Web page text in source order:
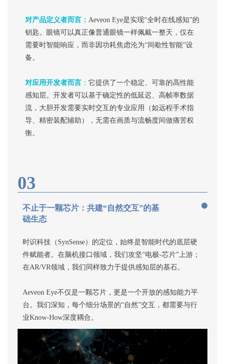
对产品定义者而言： Aeveon Eye是实现“全时在线感知”的
钥匙。眼镜可以真正像普通眼镜一样佩戴一整天，仅在
需要时智能响应，而非因功耗焦虑沦为“间歇性智能”设
备。
对应用开发者而言 ： 它提供了一个稳定、可靠的高性能
感知层。开发者可以基于确定性的低延迟、高帧率数据
流，大胆开发需要实时交互的专业应用（如远程手术指
导、精密装配辅助），无需在画质与流畅度间做痛苦权
衡。
03
不止于一颗芯片：共建“自然交互”的基
础生态
时识科技（SynSense）的定位，始终是智能时代的底层硬
件赋能者。在脑机接口领域，我们攻坚“电极-芯片”上游；
在AR/VR领域，我们同样致力于提供感知层的基石。
Aeveon Eye不仅是一颗芯片，更是一个开放的感知能力平
台。我们深知，每个细分场景的“自然”交互，都需要与行
业Know-How深度耦合。